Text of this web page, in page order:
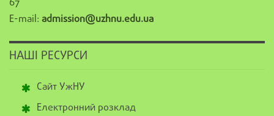
67
E-mail: admission@uzhnu.edu.ua
НАШІ РЕСУРСИ
Сайт УжНУ
Електронний розклад